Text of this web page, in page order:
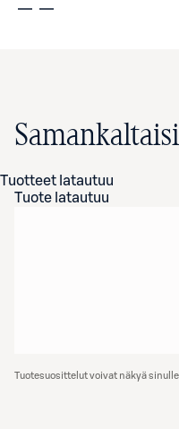
Tuotteet latautuu
Tuote latautuu
Tuotesuosittelut voivat näkyä